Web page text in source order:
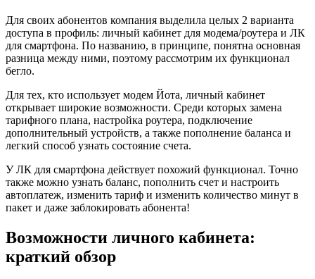
Для своих абонентов компания выделила целых 2 варианта
доступа в профиль: личный кабинет для модема/роутера и ЛК
для смартфона. По названию, в принципе, понятна основная
разница между ними, поэтому рассмотрим их функционал
бегло.
Для тех, кто использует модем Йота, личный кабинет
открывает широкие возможности. Среди которых замена
тарифного плана, настройка роутера, подключение
дополнительный устройств, а также пополнение баланса и
легкий способ узнать состояние счета.
У ЛК для смартфона действует похожий функционал. Точно
также можно узнать баланс, пополнить счет и настроить
автоплатеж, изменить тариф и изменить количество минут в
пакет и даже заблокировать абонента!
Возможности личного кабинета:
краткий обзор